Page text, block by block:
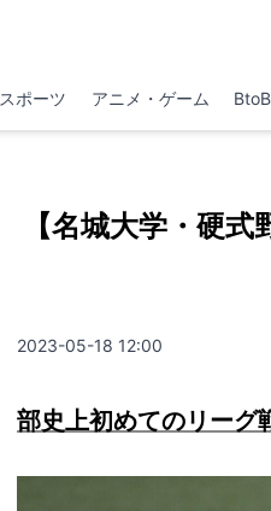
スポーツ アニメ・ゲーム
【名城大学・硬
2023-05-18 12:00
部史上初めてのリーグ